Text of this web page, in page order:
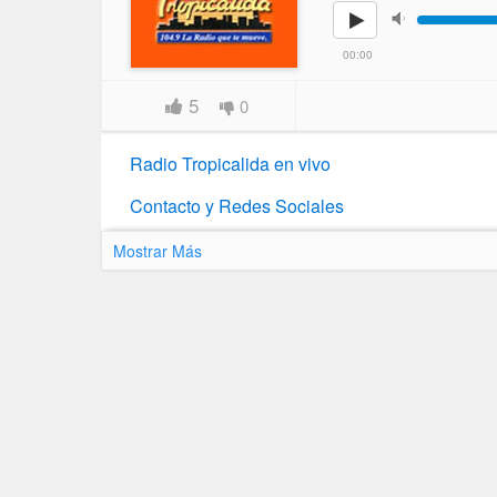
00:00
5 0
Radio Tropicalida en vivo
Contacto y Redes Sociales
Mostrar Más